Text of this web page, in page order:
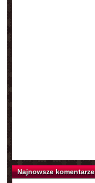
Najnowsze komentarze